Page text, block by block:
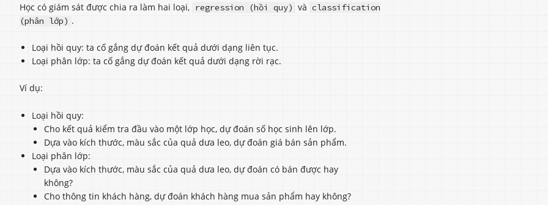
Học có giám sát được chia ra làm hai loại, regression (hồi quy) và classification
(phân lớp) .
Loại hồi quy: ta cố gắng dự đoán kết quả dưới dạng liên tục.
Loại phân lớp: ta cố gắng dự đoán kết quả dưới dạng rời rạc.
Ví dụ:
Loại hồi quy:
Cho kết quả kiểm tra đầu vào một lớp học, dự đoán số học sinh lên lớp.
Dựa vào kích thước, màu sắc của quả dưa leo, dự đoán giá bán sản phẩm.
Loại phân lớp:
Dựa vào kích thước, màu sắc của quả dưa leo, dự đoán có bán được hay
không?
Cho thông tin khách hàng, dự đoán khách hàng mua sản phẩm hay không?